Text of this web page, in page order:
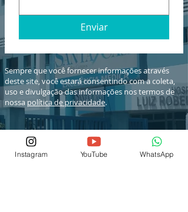
Enviar
Sempre que você fornecer informações através
deste site, você estará consentindo com a coleta,
uso e divulgação das informações nos termos de
nossa política de privacidade.
Instagram YouTube WhatsApp